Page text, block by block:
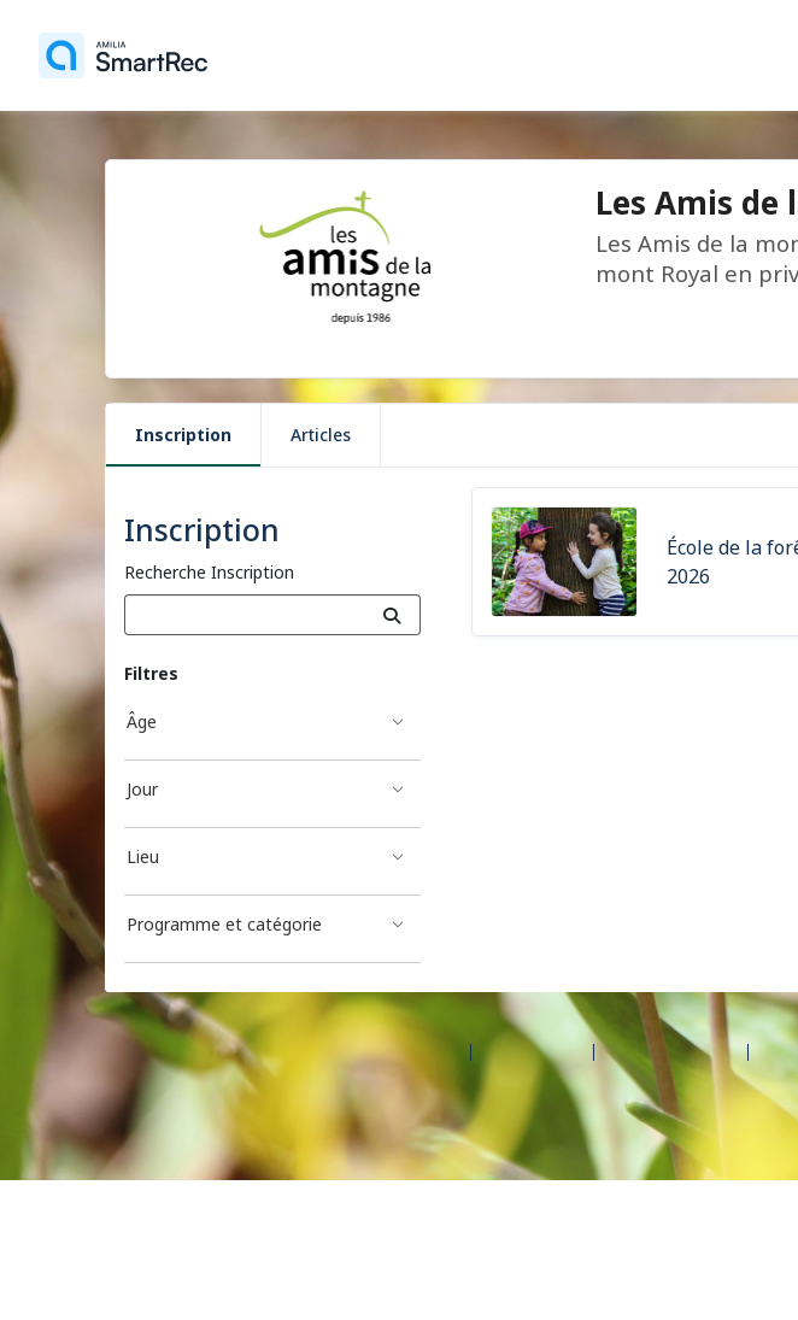
Les Amis
Les Amis de la
mont Royal en
Inscription Articles
Inscription
Recherche Inscription
Filtres
Âge
Jour
Lieu
Programme et catégorie
École de la
2026
©2026 Les entreprises Amilia Inc. Tous droits réservés. Centre d'aide Contactez Amilia